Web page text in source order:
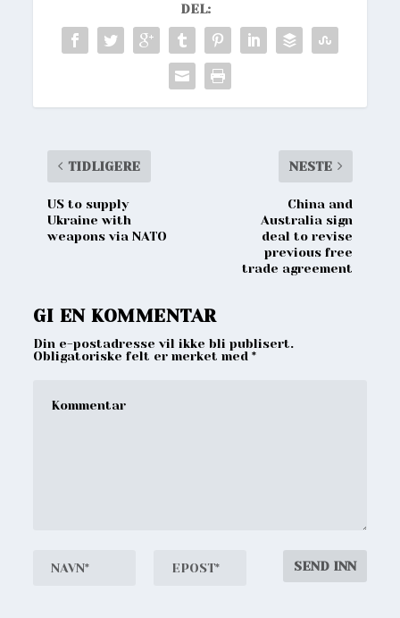
DEL:
TIDLIGERE
US to supply
Ukraine with
weapons via NATO
NESTE
China and
Australia sign
deal to revise
previous free
trade agreement
GI EN KOMMENTAR
Din e-postadresse vil ikke bli publisert.
Obligatoriske felt er merket med*